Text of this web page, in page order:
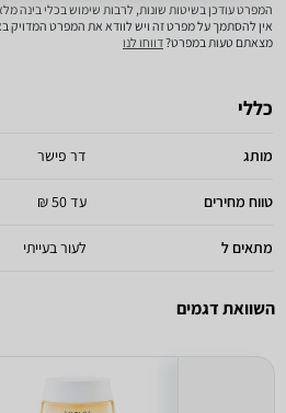
המפרט עודכן בשיטות שונות, לרבות שימוש בכלי בינה
אין להסתמך על מפרט זה ויש לוודא את המפרט המדויק
מצאתם טעות במפרט?דווחו לנו
כללי
מותג דר פישר
טווח מחירים עד 50 ₪
מתאים ל לעור בעייתי
השוואת דגמים